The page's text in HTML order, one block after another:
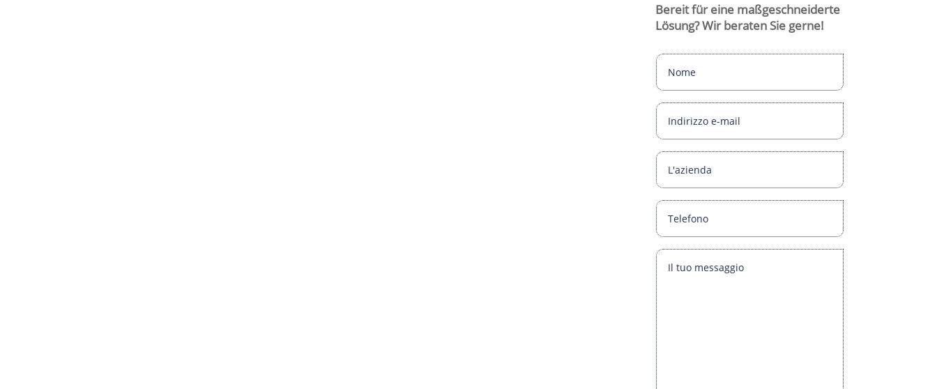
Bereit für eine maßgeschneiderte
Lösung? Wir beraten Sie gerne!